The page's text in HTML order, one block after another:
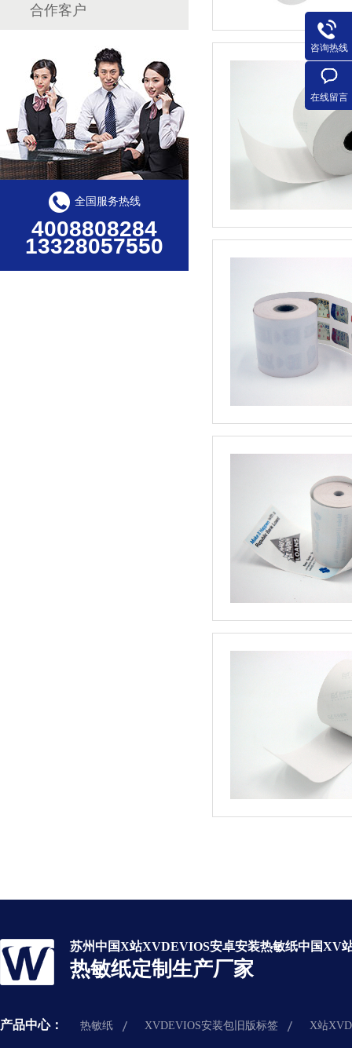
合作客户
全国服务热线
4008808284
13328057550
苏州中国X站XVDEVIOS安卓安装热敏纸中国XV
热敏纸定制生产厂家
产品中心： 热敏纸 XVDEVIOS安装包旧版标签 X站
咨询热线
在线留言